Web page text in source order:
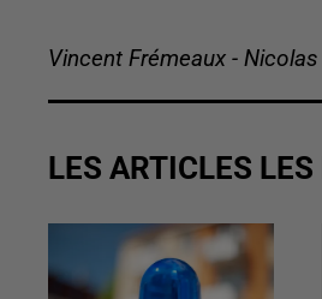
Vincent Frémeaux - Nicolas
LES ARTICLES LES